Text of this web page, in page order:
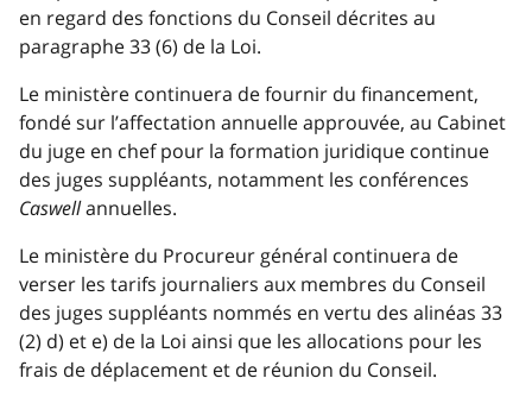
en regard des fonctions du Conseil décrites au
paragraphe 33 (6) de la Loi.
Le ministère continuera de fournir du financement,
fondé sur l’affectation annuelle approuvée, au Cabinet
du juge en chef pour la formation juridique continue
des juges suppléants, notamment les conférences
Caswellannuelles.
Le ministère du Procureur général continuera de
verser les tarifs journaliers aux membres du Conseil
des juges suppléants nommés en vertu des alinéas 33
(2) d) et e) de la Loi ainsi que les allocations pour les
frais de déplacement et de réunion du Conseil.